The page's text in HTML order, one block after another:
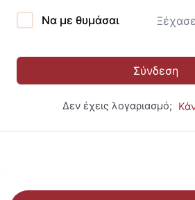
Να με θυμάσαι
Σύνδεση
Δεν έχεις λογαριασμό;